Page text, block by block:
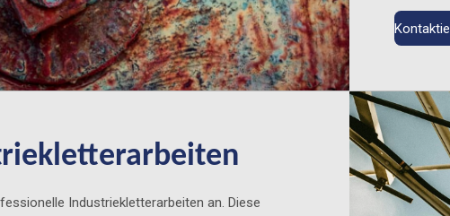
Industriekletterarbeiten an. Diese